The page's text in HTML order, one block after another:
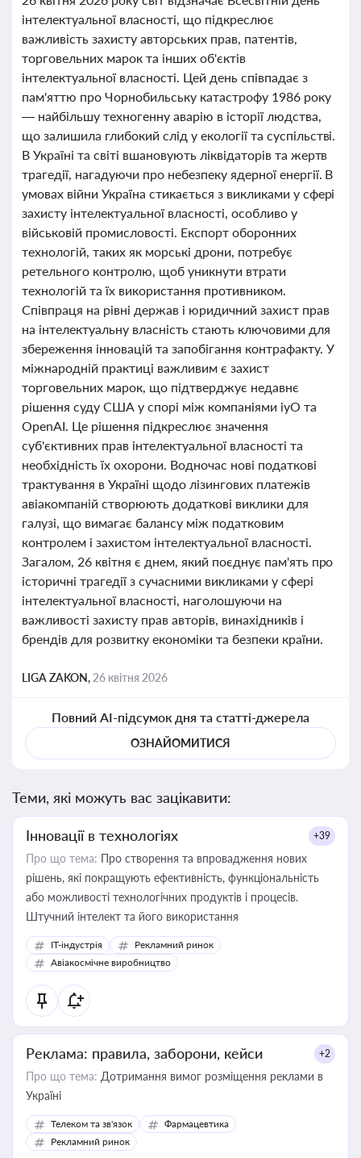
інтелектуальної власності, що підкреслює
важливість захисту авторських прав, патентів,
торговельних марок та інших об'єктів
інтелектуальної власності. Цей день співпадає з
пам'яттю про Чорнобильську катастрофу 1986 року
— найбільшу техногенну аварію в історії людства,
що залишила глибокий слід у екології та суспільстві.
В Україні та світі вшановують ліквідаторів та жертв
трагедії, нагадуючи про небезпеку ядерної енергії. В
умовах війни Україна стикається з викликами у сфері
захисту інтелектуальної власності, особливо у
військовій промисловості. Експорт оборонних
технологій, таких як морські дрони, потребує
ретельного контролю, щоб уникнути втрати
технологій та їх використання противником.
Співпраця на рівні держав і юридичний захист прав
на інтелектуальну власність стають ключовими для
збереження інновацій та запобігання контрафакту. У
міжнародній практиці важливим є захист
торговельних марок, що підтверджує недавнє
рішення суду США у спорі між компаніями iyO та
OpenAI. Це рішення підкреслює значення
суб'єктивних прав інтелектуальної власності та
необхідність їх охорони. Водночас нові податкові
трактування в Україні щодо лізингових платежів
авіакомпаній створюють додаткові виклики для
галузі, що вимагає балансу між податковим
контролем і захистом інтелектуальної власності.
Загалом, 26 квітня є днем, який поєднує пам'ять про
історичні трагедії з сучасними викликами у сфері
інтелектуальної власності, наголошуючи на
важливості захисту прав авторів, винахідників і
брендів для розвитку економіки та безпеки країни.
LIGA ZAKON, 26 квітня 2026
Повний AI-підсумок дня та статті-джерела
ОЗНАЙОМИТИСЯ
Теми, які можуть вас зацікавити:
Інновації в технологіях +39
Про що тема: Про створення та впровадження нових
рішень, які покращують ефективність, функціональність
або можливості технологічних продуктів і процесів.
Штучний інтелект та його використання
IT-індустрія
Рекламний ринок
Авіакосмічне виробництво
Реклама: правила, заборони, кейси +2
Про що тема: Дотримання вимог розміщення реклами в
Україні
Телеком та зв'язок
Фармацевтика
Рекламний ринок